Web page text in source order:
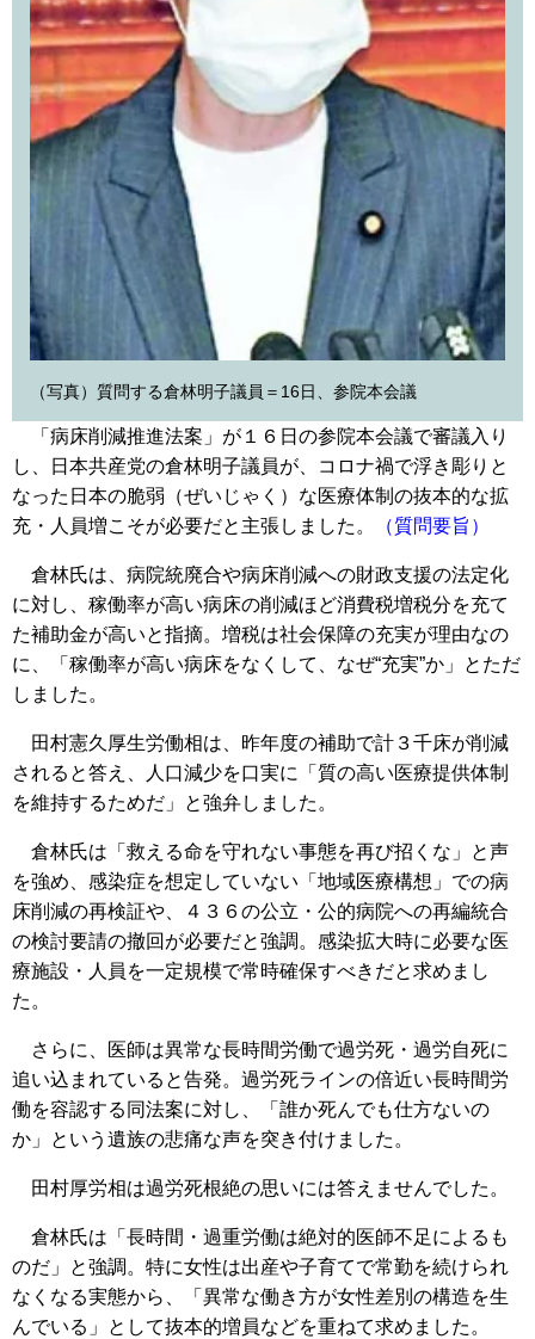
（写真）質問する倉林明子議員＝16日、参院本会議
「病床削減推進法案」が１６日の参院本会議で審議入り
し、日本共産党の倉林明子議員が、コロナ禍で浮き彫りと
なった日本の脆弱（ぜいじゃく）な医療体制の抜本的な拡
充・人員増こそが必要だと主張しました。
（質問要旨）
倉林氏は、病院統廃合や病床削減への財政支援の法定化
に対し、稼働率が高い病床の削減ほど消費税増税分を充て
た補助金が高いと指摘。増税は社会保障の充実が理由なの
に、「稼働率が高い病床をなくして、なぜ“充実”か」とただ
しました。
田村憲久厚生労働相は、昨年度の補助で計３千床が削減
されると答え、人口減少を口実に「質の高い医療提供体制
を維持するためだ」と強弁しました。
倉林氏は「救える命を守れない事態を再び招くな」と声
を強め、感染症を想定していない「地域医療構想」での病
床削減の再検証や、４３６の公立・公的病院への再編統合
の検討要請の撤回が必要だと強調。感染拡大時に必要な医
療施設・人員を一定規模で常時確保すべきだと求めまし
た。
さらに、医師は異常な長時間労働で過労死・過労自死に
追い込まれていると告発。過労死ラインの倍近い長時間労
働を容認する同法案に対し、「誰か死んでも仕方ないの
か」という遺族の悲痛な声を突き付けました。
田村厚労相は過労死根絶の思いには答えませんでした。
倉林氏は「長時間・過重労働は絶対的医師不足によるも
のだ」と強調。特に女性は出産や子育てで常勤を続けられ
なくなる実態から、「異常な働き方が女性差別の構造を生
んでいる」として抜本的増員などを重ねて求めました。